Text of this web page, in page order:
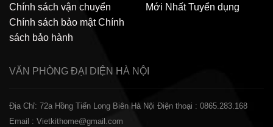
Chính sách vận chuyển
Chính sách bảo mật Chính
sách bảo hành
Mới Nhất Tuyển dụng
VĂN PHÒNG ĐẠI DIỆN HÀ NỘI
Địa Chỉ: 72a Hồng Tiến Long Biên Hà Nội Điện thoại : 0865.283.168
Email : Vietkithome@gmail.com